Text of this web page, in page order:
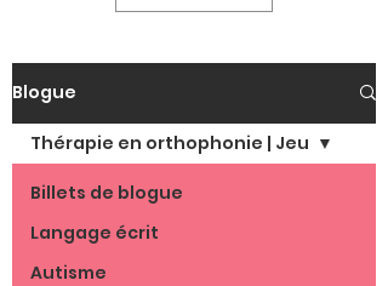
Blogue
Billets de blogue
Langage écrit
Autisme
Thérapie en orthophonie | Jeu